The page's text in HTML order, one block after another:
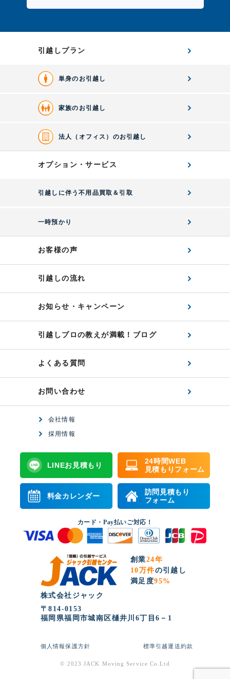
引越しプラン
単身のお引越し
家族のお引越し
法人（オフィス）のお引越し
オプション・サービス
引越しに伴う不用品買取＆引取
一時預かり
お客様の声
引越しの流れ
お知らせ・キャンペーン
引越しプロの教えが満載！ブログ
よくある質問
お問い合わせ
会社情報
採用情報
LINEお見積もり
24時間WEB
見積もりフォーム
料金カレンダー
訪問見積もり
フォーム
カード・Pay払いご対応！
創業24年
10万件の引越し
満足度95%
株式会社ジャック
〒814-0153
福岡県福岡市城南区樋井川6丁目6－1
個人情報保護方針 標準引越運送約款
© 2023 JACK Moving Service Co.Ltd